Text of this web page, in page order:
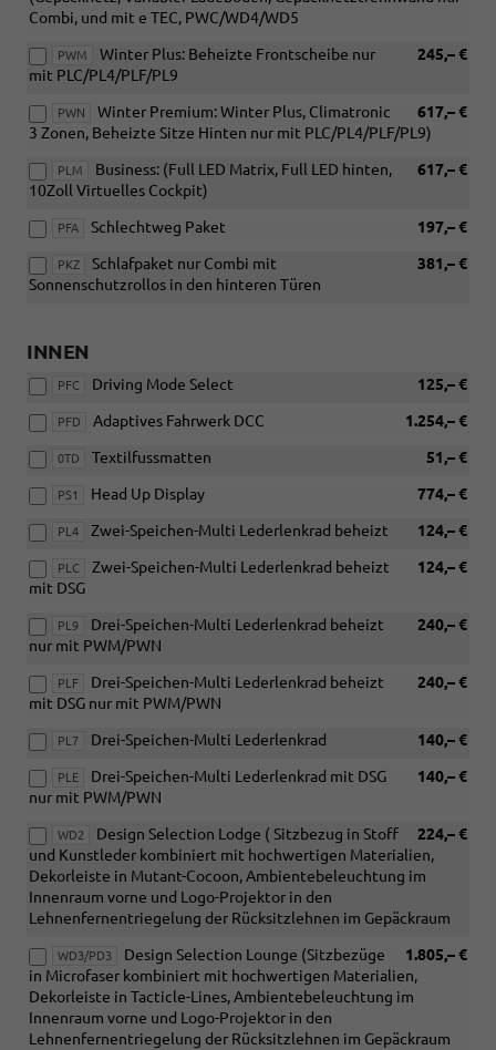
Combi, und mit e TEC, PWC/WD4/WD5
PWM 245,– €
Winter Plus: Beheizte Frontscheibe nur
mit PLC/PL4/PLF/PL9
PWN 617,– €
Winter Premium: Winter Plus, Climatronic
3 Zonen, Beheizte Sitze Hinten nur mit PLC/PL4/PLF/PL9)
PLM 617,– €
Business: (Full LED Matrix, Full LED hinten,
10Zoll Virtuelles Cockpit)
PFA 197,– €
Schlechtweg Paket
PKZ 381,– €
Schlafpaket nur Combi mit
Sonnenschutzrollos in den hinteren Türen
INNEN
PFC 125,– €
Driving Mode Select
PFD 1.254,– €
Adaptives Fahrwerk DCC
0TD 51,– €
Textilfussmatten
PS1 774,– €
Head Up Display
PL4 124,– €
Zwei-Speichen-Multi Lederlenkrad beheizt
PLC 124,– €
Zwei-Speichen-Multi Lederlenkrad beheizt
mit DSG
PL9 240,– €
Drei-Speichen-Multi Lederlenkrad beheizt
nur mit PWM/PWN
PLF 240,– €
Drei-Speichen-Multi Lederlenkrad beheizt
mit DSG nur mit PWM/PWN
PL7 140,– €
Drei-Speichen-Multi Lederlenkrad
PLE 140,– €
Drei-Speichen-Multi Lederlenkrad mit DSG
nur mit PWM/PWN
WD2 224,– €
Design Selection Lodge ( Sitzbezug in Stoff
und Kunstleder kombiniert mit hochwertigen Materialien,
Dekorleiste in Mutant-Cocoon, Ambientebeleuchtung im
Innenraum vorne und Logo-Projektor in den
Lehnenfernentriegelung der Rücksitzlehnen im Gepäckraum
WD3/PD3 1.805,– €
Design Selection Lounge (Sitzbezüge
in Microfaser kombiniert mit hochwertigen Materialien,
Dekorleiste in Tacticle-Lines, Ambientebeleuchtung im
Innenraum vorne und Logo-Projektor in den
Lehnenfernentriegelung der Rücksitzlehnen im Gepäckraum